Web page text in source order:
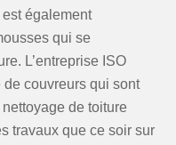
également
qui se
L’entreprise ISO
de couvreurs qui sont
de toiture
travaux que ce soir sur